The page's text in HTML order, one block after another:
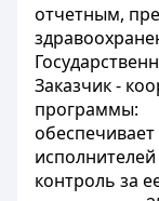
отчетным,
Заказчик -
программы:
контроль за